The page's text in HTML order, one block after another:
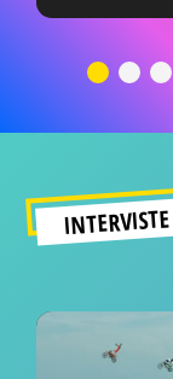
testo,
significato
INTERVISTE